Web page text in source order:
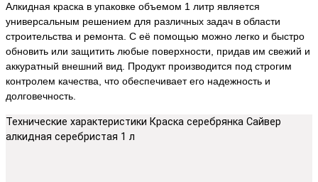
Алкидная краска в упаковке объемом 1 литр является
универсальным решением для различных задач в области
строительства и ремонта. С её помощью можно легко и быстро
обновить или защитить любые поверхности, придав им свежий и
аккуратный внешний вид. Продукт производится под строгим
контролем качества, что обеспечивает его надежность и
долговечность.
Технические характеристики Краска серебрянка Сайвер
алкидная серебристая 1 л